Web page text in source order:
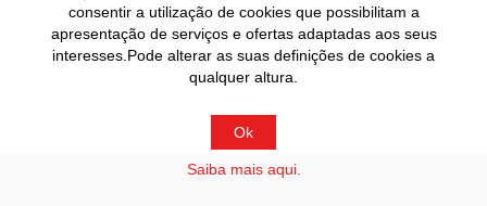
consentir a utilização de cookies que possibilitam a
apresentação de serviços e ofertas adaptadas aos seus
interesses.Pode alterar as suas definições de cookies a
qualquer altura.
Ok
Saiba mais aqui.